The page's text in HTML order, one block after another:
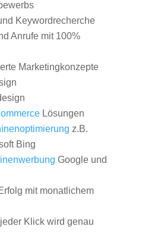
Keywordrecherche
Anrufe mit 100%
Marketingkonzepte
Lösungen
z.B.
Bing
Google und
mit monatlichem
Klick wird genau